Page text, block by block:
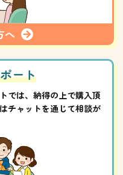
へ
ート
では、納得の上で購入頂
チャットを通じて相談が